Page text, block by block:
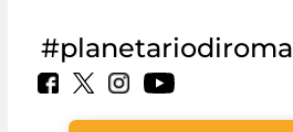
#planetariodiroma